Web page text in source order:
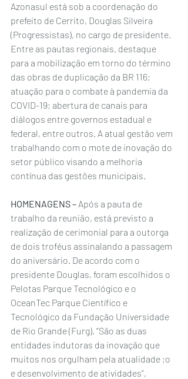
Azonasul está sob a coordenação do
prefeito de Cerrito, Douglas Silveira
(Progressistas), no cargo de presidente.
Entre as pautas regionais, destaque
para a mobilização em torno do término
das obras de duplicação da BR 116;
atuação para o combate à pandemia da
COVID-19; abertura de canais para
diálogos entre governos estadual e
federal, entre outros. A atual gestão vem
trabalhando com o mote de inovação do
setor público visando a melhoria
contínua das gestões municipais.
HOMENAGENS – Após a pauta de
trabalho da reunião, está previsto a
realização de cerimonial para a outorga
de dois troféus assinalando a passagem
do aniversário. De acordo com o
presidente Douglas, foram escolhidos o
Pelotas Parque Tecnológico e o
OceanTec Parque Científico e
Tecnológico da Fundação Universidade
de Rio Grande (Furg). “São as duas
entidades indutoras da inovação que
muitos nos orgulham pela atualidade ;o
e desenvolvimento de atividades”,